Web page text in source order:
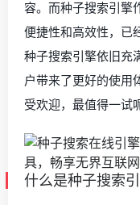
容。而种子搜索引擎
便捷性和高效性，已
种子搜索引擎依旧充
户带来了更好的使用
受欢迎，最值得一试
什么是种子搜索引